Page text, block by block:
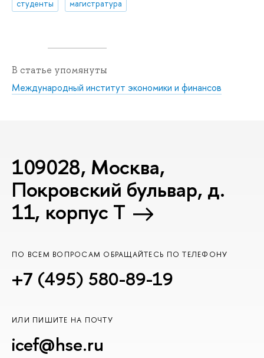
студенты магистратура
В статье упомянуты
Международный институт экономики и финансов
109028, Москва,
Покровский бульвар, д.
11, корпус T
ПО ВСЕМ ВОПРОСАМ ОБРАЩАЙТЕСЬ ПО ТЕЛЕФОНУ
+7 (495) 580-89-19
ИЛИ ПИШИТЕ НА ПОЧТУ
icef@hse.ru